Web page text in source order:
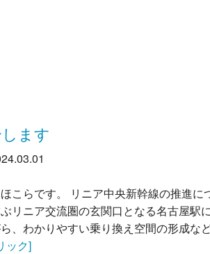
ます
こらです。 リニア中央新幹線の推進に
リニア交流圏の玄関口となる名古屋駅
、わかりやすい乗り換え空間の形成な
ック]